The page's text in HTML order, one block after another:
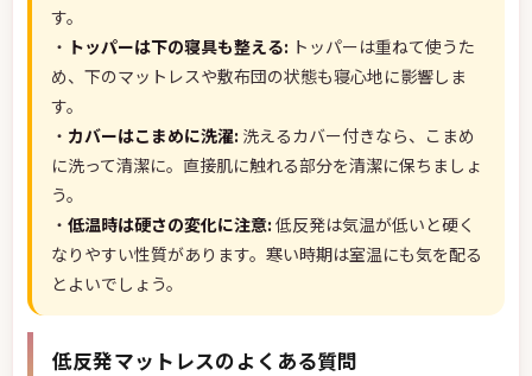
す。
・ トッパーは下の寝具も整える: トッパーは重ねて使うた
め、下のマットレスや敷布団の状態も寝心地に影響しま
す。
・ カバーはこまめに洗濯: 洗えるカバー付きなら、こまめ
に洗って清潔に。直接肌に触れる部分を清潔に保ちましょ
う。
・ 低温時は硬さの変化に注意: 低反発は気温が低いと硬く
なりやすい性質があります。寒い時期は室温にも気を配る
とよいでしょう。
低反発マットレスのよくある質問